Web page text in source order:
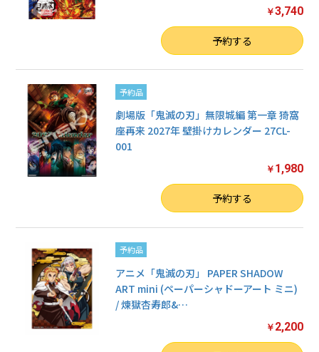
￥3,740
予約する
予約品
劇場版「鬼滅の刃」無限城編 第一章 猗窩
座再来 2027年 壁掛けカレンダー 27CL-
001
￥ 1,980
予約する
予約品
アニメ「鬼滅の刃」 PAPER SHADOW
ART mini (ペーパーシャドーアート ミニ)
/ 煉獄杏寿郎&…
￥ 2,200